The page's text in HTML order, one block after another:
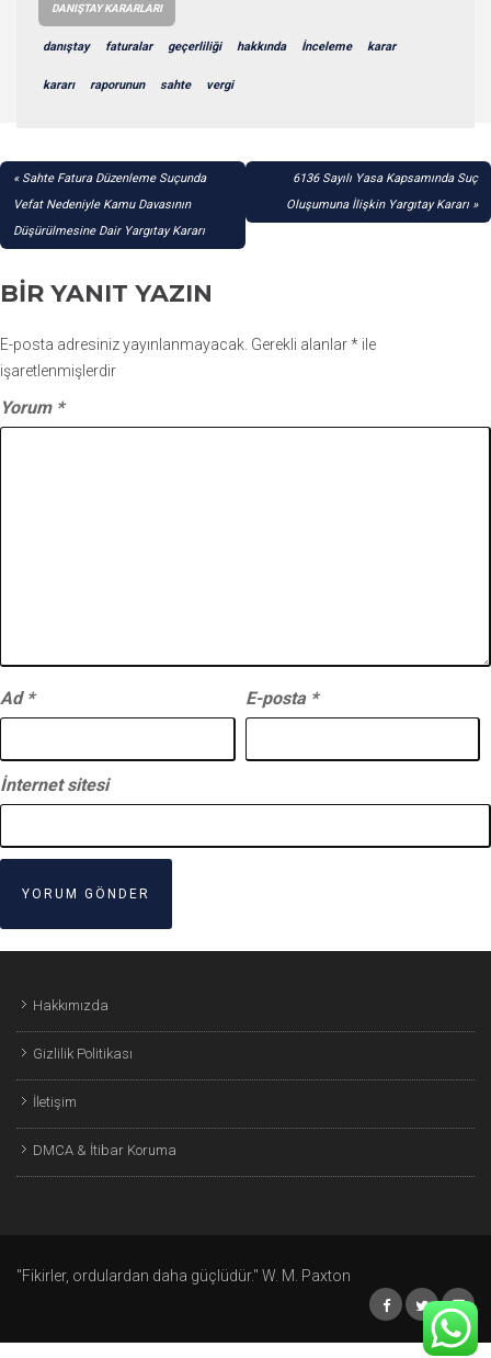
DANIŞTAY KARARLARI
danıştay faturalar geçerliliği hakkında İnceleme karar
kararı raporunun sahte vergi
YAZI
GEZINMESI
Sahte Fatura Düzenleme Suçunda
Vefat Nedeniyle Kamu Davasının
Düşürülmesine Dair Yargıtay Kararı
6136 Sayılı Yasa Kapsamında Suç
Oluşumuna İlişkin Yargıtay Kararı
BIR YANIT YAZIN
E-posta adresiniz yayınlanmayacak. Gerekli alanlar* ile
işaretlenmişlerdir
Yorum *
Ad * E-posta *
İnternet sitesi
Hakkımızda
Gizlilik Politikası
İletişim
DMCA & İtibar Koruma
"Fikirler, ordulardan daha güçlüdür." W. M. Paxton